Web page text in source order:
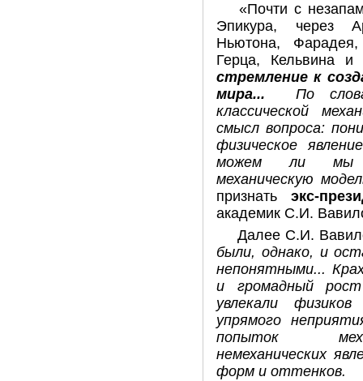
«Почти с
Эпикура, через
Ньютона,
Герца, Кельвина
стремление к
мира... По
классической
смысл вопроса:
физическое
можем ли мы
механическую
признать экс-
академик С.И.
Далее С.И.
были, однако, и
непонятными...
и громадный рост
увлекали
упрямого
попыток
немеханических
форм и оттенков.